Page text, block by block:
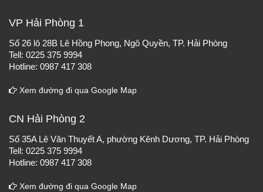
VP Hải Phòng 1
Số 26 lô 28B Lê Hồng Phong, Ngô Quyền, TP. Hải Phòng
Tell: 0225 375 9994
Hotline: 0987 417 308
Xem đường đi qua Google Map
CN Hải Phòng 2
Số 35A Lê Văn Thuyết A, phường Kênh Dương, TP. Hải Phòng
Tell: 0225 375 9994
Hotline: 0987 417 308
Xem đường đi qua Google Map